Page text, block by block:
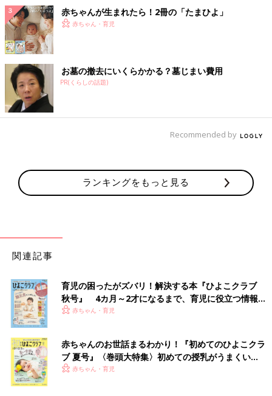
赤ちゃんが生まれたら！2冊の「たまひよ」
赤ちゃん・育児
お墓の撤去にいくらかかる？墓じまい費用
PR(くらしの話題)
Recommended by
ランキングをもっと見る
関連記事
育児の困ったがズバリ！解決する本『ひよこクラブ
秋号』 4カ月～2才になるまで、育児に役立つ情報が
いっぱい！
赤ちゃん・育児
赤ちゃんのお世話まるわかり！『初めてのひよこクラ
ブ 夏号』〈巻頭大特集〉初めての授乳がうまくい
く！ おっぱい・ミルクの基本と夏のトラブル 解決テ
赤ちゃん・育児